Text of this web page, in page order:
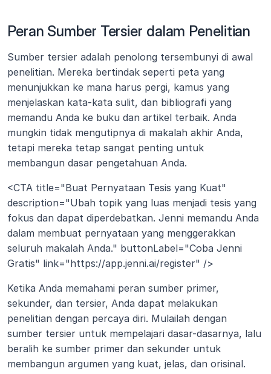
Peran Sumber Tersier dalam Penelitian
Sumber tersier adalah penolong tersembunyi di awal
penelitian. Mereka bertindak seperti peta yang
menunjukkan ke mana harus pergi, kamus yang
menjelaskan kata-kata sulit, dan bibliografi yang
memandu Anda ke buku dan artikel terbaik. Anda
mungkin tidak mengutipnya di makalah akhir Anda,
tetapi mereka tetap sangat penting untuk
membangun dasar pengetahuan Anda.
<CTA title="Buat Pernyataan Tesis yang Kuat"
description="Ubah topik yang luas menjadi tesis yang
fokus dan dapat diperdebatkan. Jenni memandu Anda
dalam membuat pernyataan yang menggerakkan
seluruh makalah Anda." buttonLabel="Coba Jenni
Gratis" link="https://app.jenni.ai/register" />
Ketika Anda memahami peran sumber primer,
sekunder, dan tersier, Anda dapat melakukan
penelitian dengan percaya diri. Mulailah dengan
sumber tersier untuk mempelajari dasar-dasarnya, lalu
beralih ke sumber primer dan sekunder untuk
membangun argumen yang kuat, jelas, dan orisinal.